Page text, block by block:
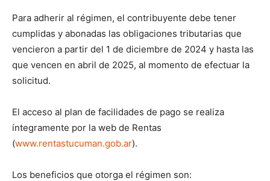
Para adherir al régimen, el contribuyente debe tener
cumplidas y abonadas las obligaciones tributarias que
vencieron a partir del 1 de diciembre de 2024 y hasta las
que vencen en abril de 2025, al momento de efectuar la
solicitud.
El acceso al plan de facilidades de pago se realiza
íntegramente por la web de Rentas
(www.rentastucuman.gob.ar).
Los beneficios que otorga el régimen son: